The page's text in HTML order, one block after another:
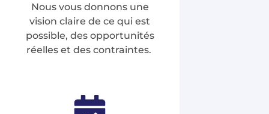
Nous vous donnons une
vision claire de ce qui est
possible, des opportunités
réelles et des contraintes.